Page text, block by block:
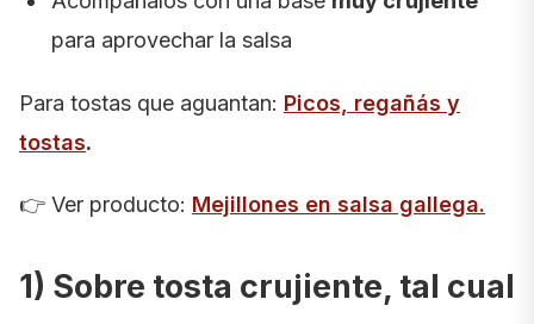
para aprovechar la salsa
Para tostas que aguantan: Picos, regañás y
tostas.
👉 Ver producto: Mejillones en salsa gallega.
1) Sobre tosta crujiente, tal cual